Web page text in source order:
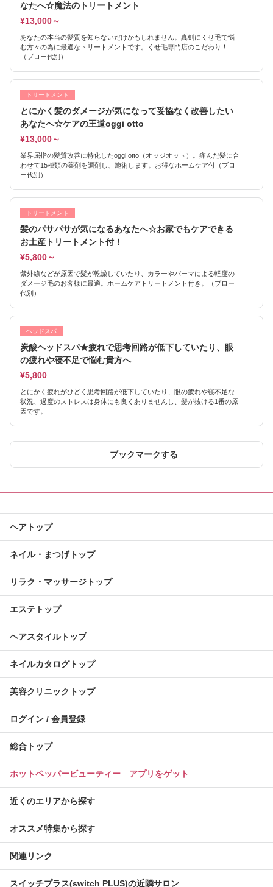
なたへ☆魔法のトリートメント
¥13,000～
あなたの本当の髪質を知らないだけかもしれません。真剣にくせ毛で悩
む方々の為に最適なトリートメントです。くせ毛専門店のこだわり！
（ブロー代別）
トリートメント
とにかく髪のダメージが気になって妥協なく改善したい
あなたへ☆ケアの王道oggi otto
¥13,000～
業界屈指の髪質改善に特化したoggi otto（オッジオット）。痛んだ髪に合
わせて15種類の薬剤を調剤し、施術します。お得なホームケア付（ブロ
ー代別）
トリートメント
髪のパサパサが気になるあなたへ☆お家でもケアできる
お土産トリートメント付！
¥5,800～
紫外線などが原因で髪が乾燥していたり、カラーやパーマによる軽度の
ダメージ毛のお客様に最適。ホームケアトリートメント付き。（ブロー
代別）
ヘッドスパ
炭酸ヘッドスパ★疲れで思考回路が低下していたり、眼
の疲れや寝不足で悩む貴方へ
¥5,800
とにかく疲れがひどく思考回路が低下していたり、眼の疲れや寝不足な
状況、過度のストレスは身体にも良くありませんし、髪が抜ける1番の原
因です。
ブックマークする
ヘアトップ
ネイル・まつげトップ
リラク・マッサージトップ
エステトップ
ヘアスタイルトップ
ネイルカタログトップ
美容クリニックトップ
ログイン / 会員登録
総合トップ
ホットペッパービューティー アプリをゲット
近くのエリアから探す
オススメ特集から探す
関連リンク
スイッチプラス(switch PLUS)の近隣サロン